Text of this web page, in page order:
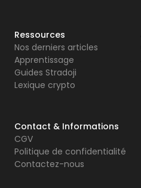
Ressources
Nos derniers articles
Apprentissage
Guides Stradoji
Lexique crypto
Contact & Informations
CGV
Politique de confidentialité
Contactez-nous